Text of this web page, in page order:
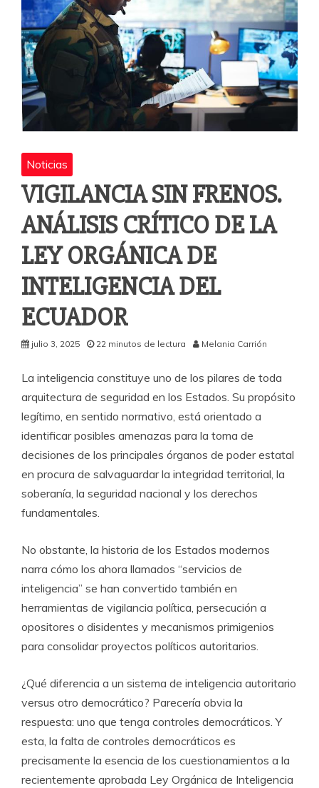
Noticias
VIGILANCIA SIN FRENOS.
ANÁLISIS CRÍTICO DE LA
LEY ORGÁNICA DE
INTELIGENCIA DEL
ECUADOR
julio 3, 2025 22 minutos de lectura Melania Carrión
La inteligencia constituye uno de los pilares de toda
arquitectura de seguridad en los Estados. Su propósito
legítimo, en sentido normativo, está orientado a
identificar posibles amenazas para la toma de
decisiones de los principales órganos de poder estatal
en procura de salvaguardar la integridad territorial, la
soberanía, la seguridad nacional y los derechos
fundamentales.
No obstante, la historia de los Estados modernos
narra cómo los ahora llamados “servicios de
inteligencia” se han convertido también en
herramientas de vigilancia política, persecución a
opositores o disidentes y mecanismos primigenios
para consolidar proyectos políticos autoritarios.
¿Qué diferencia a un sistema de inteligencia autoritario
versus otro democrático? Parecería obvia la
respuesta: uno que tenga controles democráticos. Y
esta, la falta de controles democráticos es
precisamente la esencia de los cuestionamientos a la
recientemente aprobada Ley Orgánica de Inteligencia